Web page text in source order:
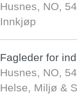
Husnes, NO,
Innkjøp
Fagleder for
Husnes, NO,
Helse, Miljø &